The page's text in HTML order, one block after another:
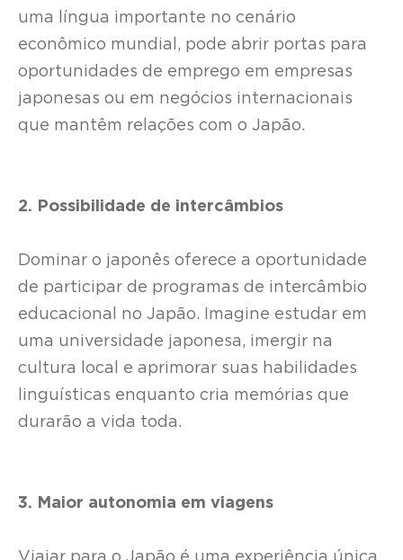
uma língua importante no cenário
econômico mundial, pode abrir portas para
oportunidades de emprego em empresas
japonesas ou em negócios internacionais
que mantêm relações com o Japão.
2. Possibilidade de intercâmbios
Dominar o japonês oferece a oportunidade
de participar de programas de intercâmbio
educacional no Japão. Imagine estudar em
uma universidade japonesa, imergir na
cultura local e aprimorar suas habilidades
linguísticas enquanto cria memórias que
durarão a vida toda.
3. Maior autonomia em viagens